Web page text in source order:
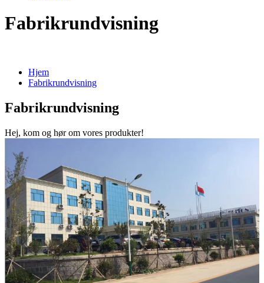
Fabrikrundvisning
Hjem
Fabrikrundvisning
Fabrikrundvisning
Hej, kom og hør om vores produkter!